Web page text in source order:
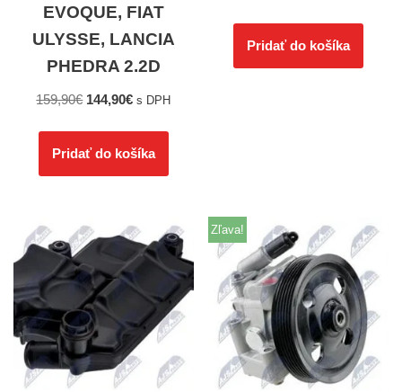
EVOQUE, FIAT
ULYSSE, LANCIA
PHEDRA 2.2D
159,90€ 144,90€ s DPH
Pridať do košíka
Pridať do košíka
Zľava!